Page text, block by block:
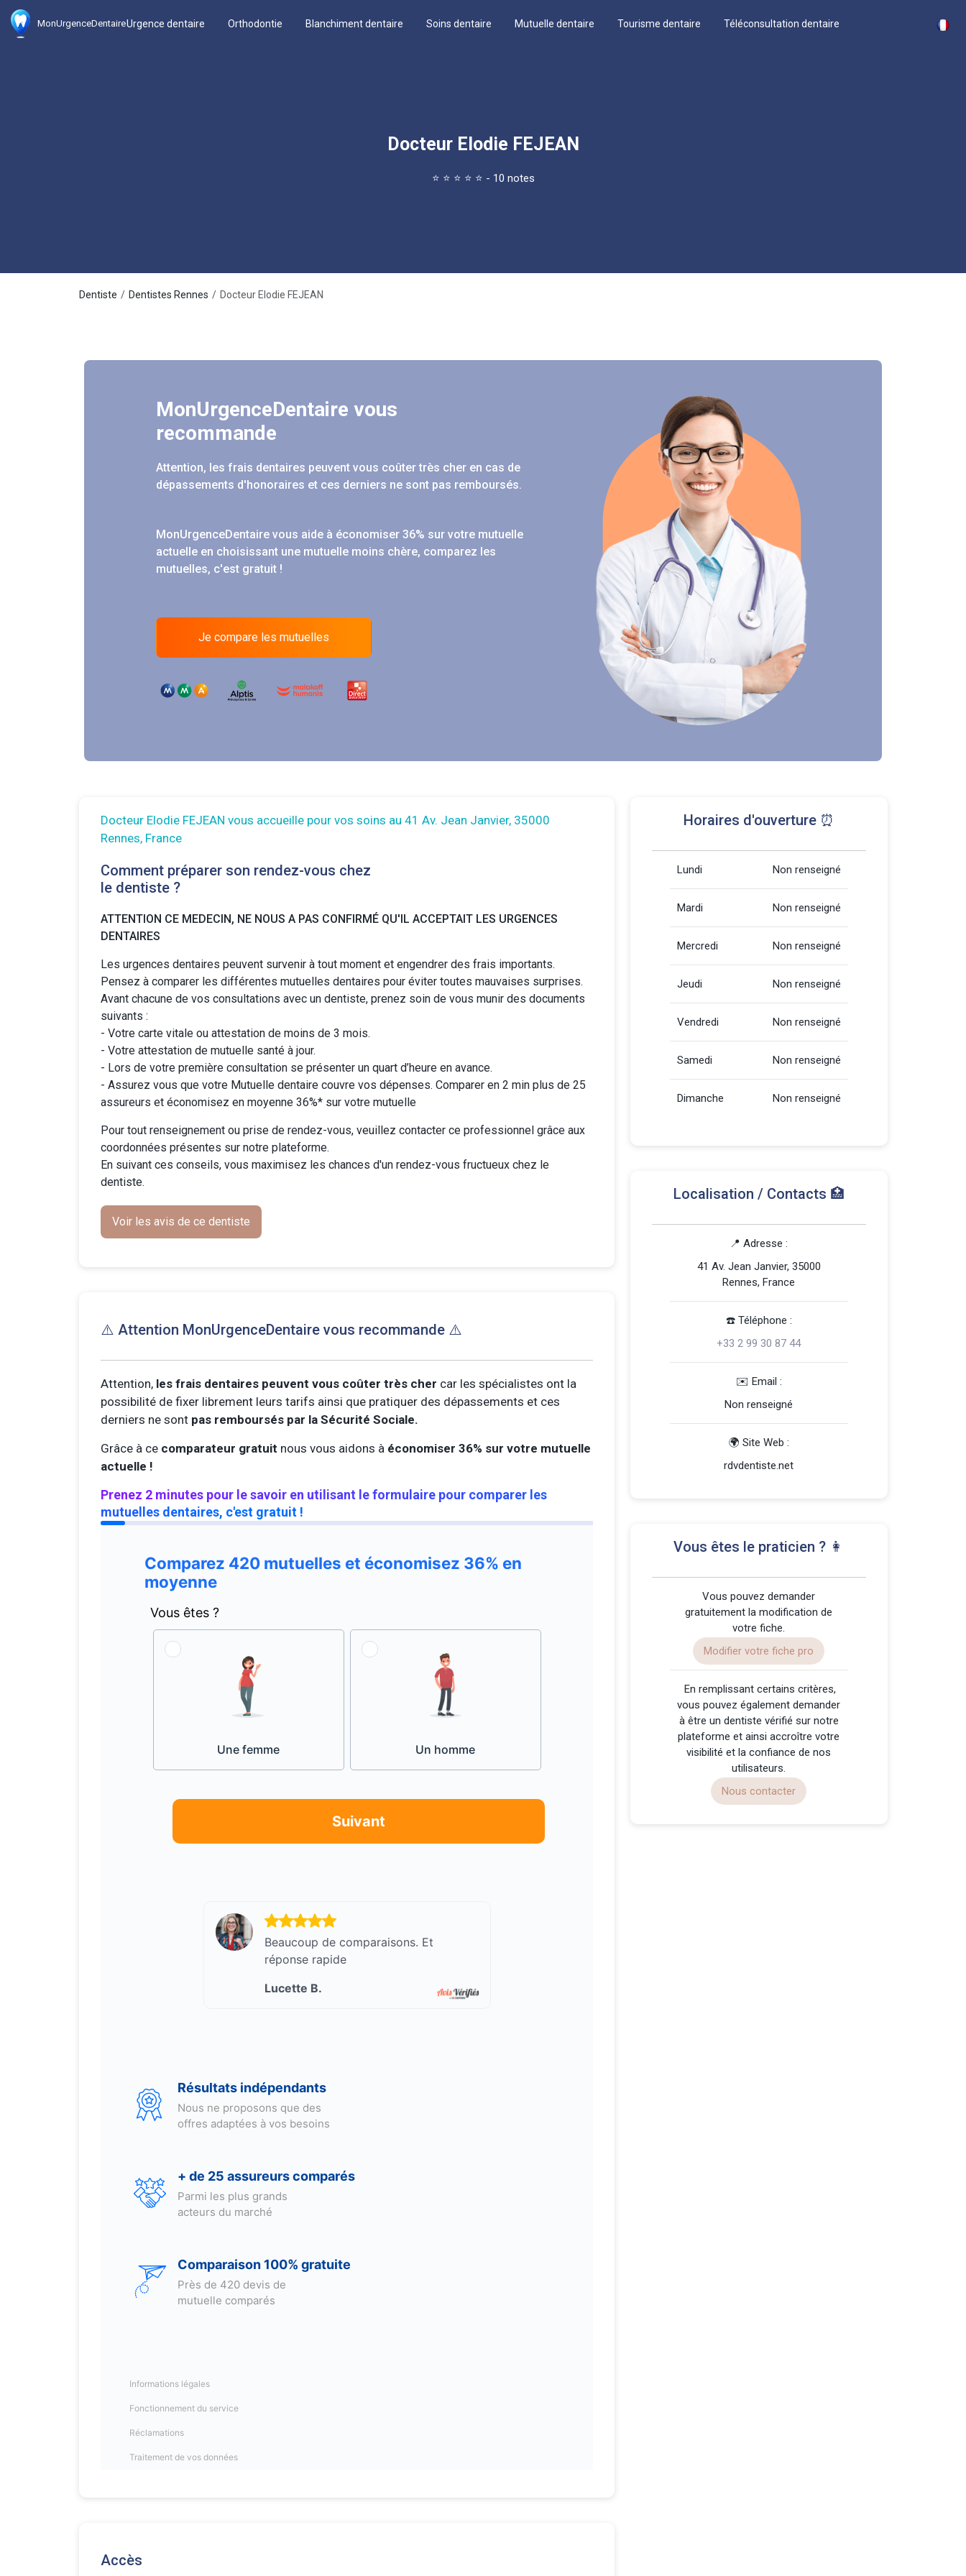
MonUrgenceDentaireUrgence dentaire Orthodontie Blanchiment dentaire Soins dentaire Mutuelle dentaire Tourisme dentaire Téléconsultation dentaire
Docteur Elodie FEJEAN
⭐ ⭐ ⭐ ⭐ ⭐ - 10 notes
Dentiste Dentistes Rennes Docteur Elodie FEJEAN
MonUrgenceDentaire vous
recommande
Attention, les frais dentaires peuvent vous coûter très cher en cas de
dépassements d'honoraires et ces derniers ne sont pas remboursés.
MonUrgenceDentaire vous aide à économiser 36% sur votre mutuelle
actuelle en choisissant une mutuelle moins chère, comparez les
mutuelles, c'est gratuit !
Je compare les mutuelles
Docteur Elodie FEJEAN vous accueille pour vos soins au 41 Av. Jean Janvier, 35000
Rennes, France
Comment préparer son rendez-vous chez
le dentiste ?
ATTENTION CE MEDECIN, NE NOUS A PAS CONFIRMÉ QU'IL ACCEPTAIT LES URGENCES
DENTAIRES
Les urgences dentaires peuvent survenir à tout moment et engendrer des frais importants.
Pensez à comparer les différentes mutuelles dentaires pour éviter toutes mauvaises surprises.
Avant chacune de vos consultations avec un dentiste, prenez soin de vous munir des documents
suivants :
- Votre carte vitale ou attestation de moins de 3 mois.
- Votre attestation de mutuelle santé à jour.
- Lors de votre première consultation se présenter un quart d’heure en avance.
- Assurez vous que votre Mutuelle dentairecouvre vos dépenses. Comparer en 2 min plus de 25
assureurs et économisez en moyenne 36%* sur votre mutuelle
Pour tout renseignement ou prise de rendez-vous, veuillez contacter ce professionnel grâce aux
coordonnées présentes sur notre plateforme.
En suivant ces conseils, vous maximisez les chances d'un rendez-vous fructueux chez le
dentiste.
Voir les avis de ce dentiste
⚠️ Attention MonUrgenceDentaire vous recommande ⚠️
Attention, les frais dentaires peuvent vous coûter très cher car les spécialistes ont la
possibilité de fixer librement leurs tarifs ainsi que pratiquer des dépassements et ces
derniers ne sont pas remboursés par la Sécurité Sociale.
Grâce à ce comparateur gratuit nous vous aidons à économiser 36% sur votre mutuelle
actuelle !
Prenez 2 minutes pour le savoir en utilisant le formulaire pour comparer les
mutuelles dentaires, c'est gratuit !
Accès
Horaires d'ouverture ⏰
Lundi Non renseigné
Mardi Non renseigné
Mercredi Non renseigné
Jeudi Non renseigné
Vendredi Non renseigné
Samedi Non renseigné
Dimanche Non renseigné
Localisation / Contacts 🏥
📍 Adresse :
41 Av. Jean Janvier, 35000
Rennes, France
☎️️ Téléphone :
+33 2 99 30 87 44
️✉️ Email :
Non renseigné
🌍 Site Web :
rdvdentiste.net
Vous êtes le praticien ? 👩
Vous pouvez demander
gratuitement la modification de
votre fiche.
Modifier votre fiche pro
️ En remplissant certains critères,
vous pouvez également demander
à être un dentiste vérifié sur notre
plateforme et ainsi accroître votre
visibilité et la confiance de nos
utilisateurs.
Nous contacter